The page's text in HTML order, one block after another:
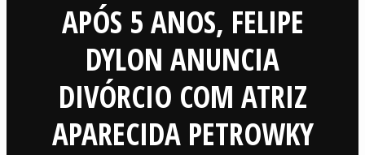
APÓS 5 ANOS, FELIPE
DYLON ANUNCIA
DIVÓRCIO COM ATRIZ
APARECIDA PETROWKY